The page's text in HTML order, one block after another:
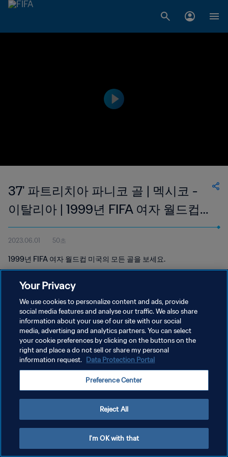
37' 파트리치아 파니코 골 | 멕시코 -
이탈리아 | 1999년 FIFA 여자 월드컵
미국
2023.06.01 50초
1999년 FIFA 여자 월드컵 미국의 모든 골을 보세요.
개인정보 보호정책
서비스 약관
쿠키 기본 설정 관리
Your Privacy
We use cookies to personalize content and ads, provide
social media features and analyse our traffic. We also share
information about your use of our site with our social
media, advertising and analytics partners. You can select
your cookie preferences by clicking on the buttons on the
right and place a do not sell or share my personal
information request. Data Protection Portal
Preference Center
Reject All
I'm OK with that